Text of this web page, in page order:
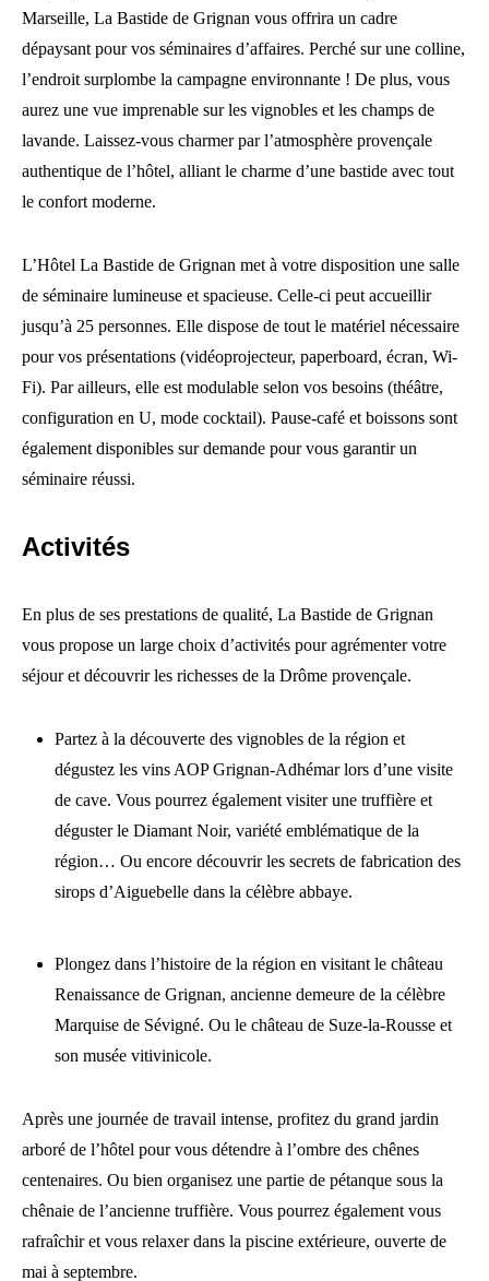
Marseille, La Bastide de Grignan vous offrira un cadre
dépaysant pour vos séminaires d’affaires. Perché sur une colline,
l’endroit surplombe la campagne environnante ! De plus, vous
aurez une vue imprenable sur les vignobles et les champs de
lavande. Laissez-vous charmer par l’atmosphère provençale
authentique de l’hôtel, alliant le charme d’une bastide avec tout
le confort moderne.
L’Hôtel La Bastide de Grignan met à votre disposition une salle
de séminaire lumineuse et spacieuse. Celle-ci peut accueillir
jusqu’à 25 personnes. Elle dispose de tout le matériel nécessaire
pour vos présentations (vidéoprojecteur, paperboard, écran, Wi-
Fi). Par ailleurs, elle est modulable selon vos besoins (théâtre,
configuration en U, mode cocktail). Pause-café et boissons sont
également disponibles sur demande pour vous garantir un
séminaire réussi.
Activités
En plus de ses prestations de qualité, La Bastide de Grignan
vous propose un large choix d’activités pour agrémenter votre
séjour et découvrir les richesses de la Drôme provençale.
Partez à la découverte des vignobles de la région et
dégustez les vins AOP Grignan-Adhémar lors d’une visite
de cave. Vous pourrez également visiter une truffière et
déguster le Diamant Noir, variété emblématique de la
région… Ou encore découvrir les secrets de fabrication des
sirops d’Aiguebelle dans la célèbre abbaye.
Plongez dans l’histoire de la région en visitant le château
Renaissance de Grignan, ancienne demeure de la célèbre
Marquise de Sévigné. Ou le château de Suze-la-Rousse et
son musée vitivinicole.
Après une journée de travail intense, profitez du grand jardin
arboré de l’hôtel pour vous détendre à l’ombre des chênes
centenaires. Ou bien organisez une partie de pétanque sous la
chênaie de l’ancienne truffière. Vous pourrez également vous
rafraîchir et vous relaxer dans la piscine extérieure, ouverte de
mai à septembre.